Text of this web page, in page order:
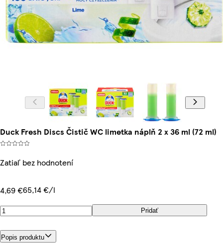
Duck Fresh Discs Čistič WC limetka náplň 2 x 36 ml (72 ml)
Zatiaľ bez hodnotení
4,69 €65,14 €/l
Pridať
Popis produktu